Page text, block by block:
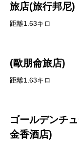
旅店(旅行邦尼)
距離1.63キロ
(歐朋侖旅店)
距離1.63キロ
ゴールデンチ
金香酒店)